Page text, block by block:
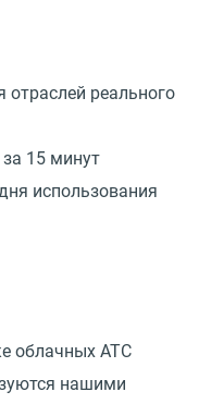
отраслей реального
15 минут
использования
облачных АТС
нашими